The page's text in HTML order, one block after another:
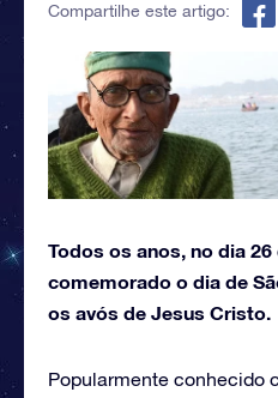
Compartilhe este artigo:
Todos os anos, no dia 26
comemorado o dia de
os avós de Jesus Cristo.
Popularmente conhecido